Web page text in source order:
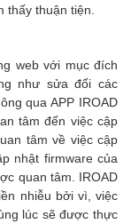
thấy thuận tiện.
web với mục đích
như sửa đổi các
qua APP IROAD
tâm đến việc cập
tâm về việc cập
nhật firmware của
quan tâm. IROAD
nhiễu bởi vì, việc
lúc sẽ được thực